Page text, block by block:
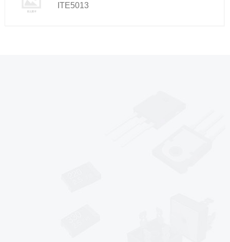
ITE5013